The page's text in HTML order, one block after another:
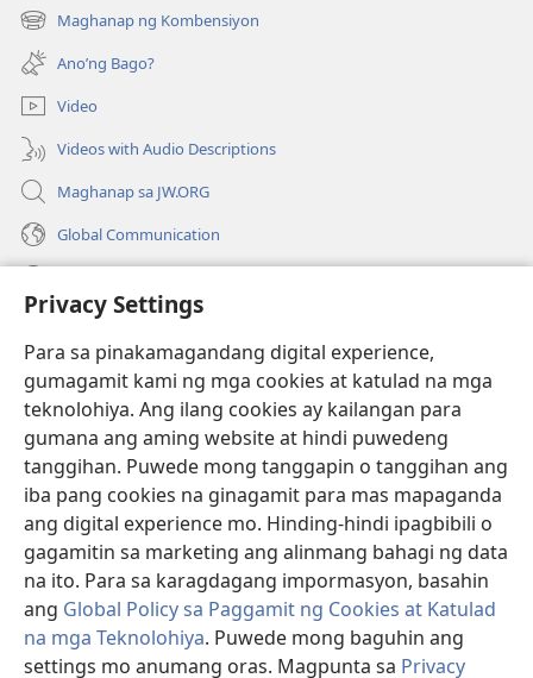
Privacy Settings
Para sa pinakamagandang digital experience,
gumagamit kami ng mga cookies at katulad na mga
teknolohiya. Ang ilang cookies ay kailangan para
gumana ang aming website at hindi puwedeng
tanggihan. Puwede mong tanggapin o tanggihan ang
iba pang cookies na ginagamit para mas mapaganda
ang digital experience mo. Hinding-hindi ipagbibili o
gagamitin sa marketing ang alinmang bahagi ng data
na ito. Para sa karagdagang impormasyon, basahin
ang Global Policy sa Paggamit ng Cookies at Katulad
na mga Teknolohiya. Puwede mong baguhin ang
settings mo anumang oras. Magpunta sa Privacy
bubukas
na
bagong
window)
Maghanap ng Kombensiyon
(may
bubukas
na
bagong
window)
Ano’ng Bago?
Video
Videos with Audio Descriptions
Maghanap sa JW.ORG
Global Communication
(may
na
bagong
window)
Watchtower ONLINE LIBRARY™
(may
bubukas
na
bagong
window)
JW Hub ®
(may
bubukas
bagong
window)
JW Library ®
Watchtower Library®